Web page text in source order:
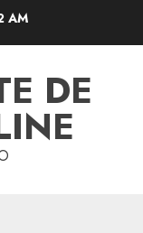
AM
DE